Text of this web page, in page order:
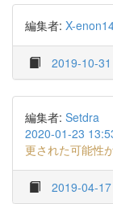
編集者: X-
2019-10-
編集者: Setdra
2020-01-23
更された可能性
2019-04-